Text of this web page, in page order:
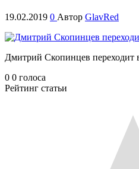
19.02.2019 0 Автор GlavRed
Дмитрий Скопинцев переходит
0 0 голоса
Рейтинг статьи